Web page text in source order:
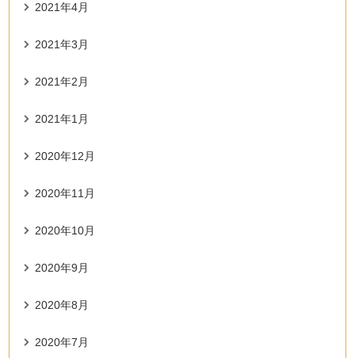
2021年4月
2021年3月
2021年2月
2021年1月
2020年12月
2020年11月
2020年10月
2020年9月
2020年8月
2020年7月